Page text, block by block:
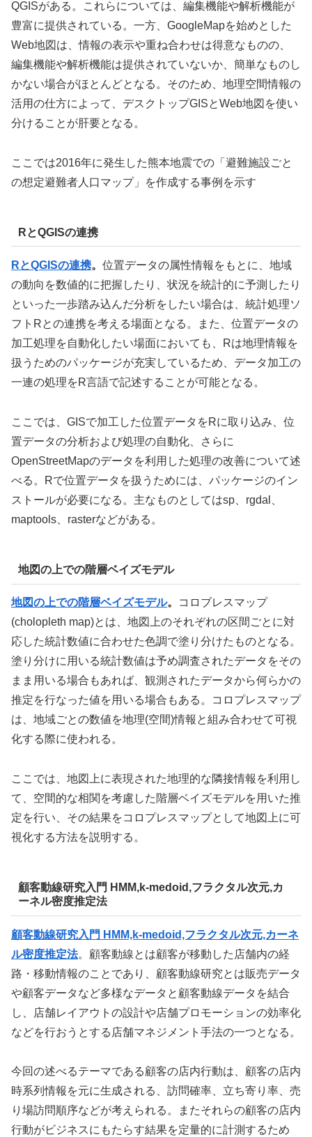
QGISがある。これらについては、編集機能や解析機能が
豊富に提供されている。一方、GoogleMapを始めとした
Web地図は、情報の表示や重ね合わせは得意なものの、
編集機能や解析機能は提供されていないか、簡単なものし
かない場合がほとんどとなる。そのため、地理空間情報の
活用の仕方によって、デスクトップGISとWeb地図を使い
分けることが肝要となる。
ここでは2016年に発生した熊本地震での「避難施設ごと
の想定避難者人口マップ」を作成する事例を示す
RとQGISの連携
RとQGISの連携。 位置データの属性情報をもとに、地域
の動向を数値的に把握したり、状況を統計的に予測したり
といった一歩踏み込んだ分析をしたい場合は、統計処理ソ
フトRとの連携を考える場面となる。また、位置データの
加工処理を自動化したい場面においても、Rは地理情報を
扱うためのパッケージが充実しているため、データ加工の
一連の処理をR言語で記述することが可能となる。
ここでは、GISで加工した位置データをRに取り込み、位
置データの分析および処理の自動化、さらに
OpenStreetMapのデータを利用した処理の改善について述
べる。Rで位置データを扱うためには、パッケージのイン
ストールが必要になる。主なものとしてはsp、rgdal、
maptools、rasterなどがある。
地図の上での階層ベイズモデル
地図の上での階層ベイズモデル。
コロブレスマップ
(cholopleth map)とは、地図上のそれぞれの区間ごとに対
応した統計数値に合わせた色調で塗り分けたものとなる。
塗り分けに用いる統計数値は予め調査されたデータをその
まま用いる場合もあれば、観測されたデータから何らかの
推定を行なった値を用いる場合もある。コロプレスマップ
は、地域ごとの数値を地理(空間)情報と組み合わせて可視
化する際に使われる。
ここでは、地図上に表現された地理的な隣接情報を利用し
て、空間的な相関を考慮した階層ベイズモデルを用いた推
定を行い、その結果をコロプレスマップとして地図上に可
視化する方法を説明する。
顧客動線研究入門 HMM,k-medoid,フラクタル次元,カ
ーネル密度推定法
顧客動線研究入門 HMM,k-medoid,フラクタル次元,カーネ
ル密度推定法。顧客動線とは顧客が移動した店舗内の経
路・移動情報のことであり、顧客動線研究とは販売データ
や顧客データなど多様なデータと顧客動線データを結合
し、店舗レイアウトの設計や店舗プロモーションの効率化
などを行おうとする店舗マネジメント手法の一つとなる。
今回の述べるテーマである顧客の店内行動は、顧客の店内
時系列情報を元に生成される、訪問確率、立ち寄り率、売
り場訪問順序などが考えられる。またそれらの顧客の店内
行動がビジネスにもたらす結果を定量的に計測するため